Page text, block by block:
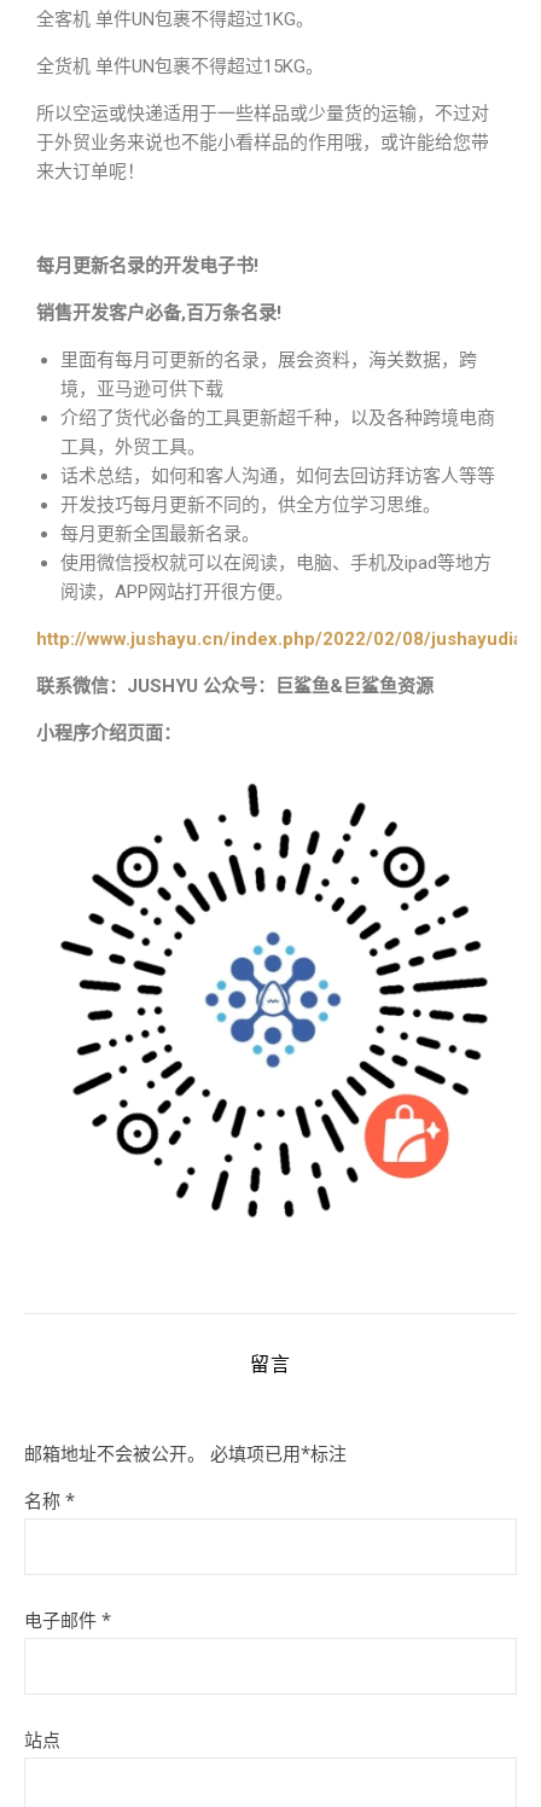
全客机 单件UN包裹不得超过1KG。
全货机 单件UN包裹不得超过15KG。
所以空运或快递适用于一些样品或少量货的运输，不过对
于外贸业务来说也不能小看样品的作用哦，或许能给您带
来大订单呢！
每月更新名录的开发电子书!
销售开发客户必备,百万条名录!
里面有每月可更新的名录，展会资料，海关数据，跨
境，亚马逊可供下载
介绍了货代必备的工具更新超千种，以及各种跨境电商
工具，外贸工具。
话术总结，如何和客人沟通，如何去回访拜访客人等等
开发技巧每月更新不同的，供全方位学习思维。
每月更新全国最新名录。
使用微信授权就可以在阅读，电脑、手机及ipad等地方
阅读，APP网站打开很方便。
http://www.jushayu.cn/index.php/2022/02/08/
联系微信：JUSHYU 公众号：巨鲨鱼&巨鲨鱼资源
小程序介绍页面：
留言
邮箱地址不会被公开。 必填项已用*标注
名称 *
电子邮件 *
站点